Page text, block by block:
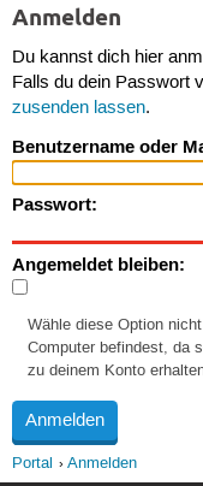
Anmelden
Du kannst dich hier
Falls du dein Passwort
zusenden lassen.
Benutzername oder
Passwort:
Angemeldet bleiben:
Wähle diese Option
Computer befindest, da
zu deinem Konto
Portal Anmelden